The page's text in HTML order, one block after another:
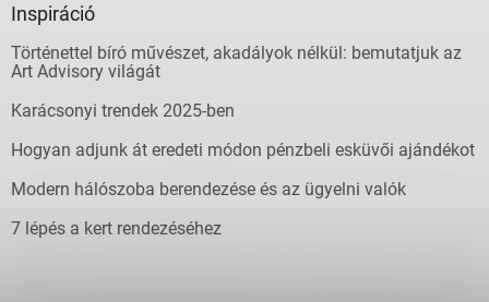
Inspiráció
Történettel bíró művészet, akadályok nélkül: bemutatjuk az
Art Advisory világát
Karácsonyi trendek 2025-ben
Hogyan adjunk át eredeti módon pénzbeli esküvői ajándékot
Modern hálószoba berendezése és az ügyelni valók
7 lépés a kert rendezéséhez